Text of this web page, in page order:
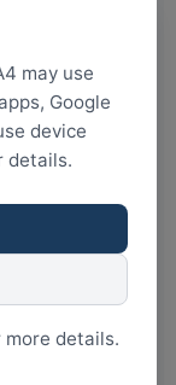
may use
Google
device
details.
more details.